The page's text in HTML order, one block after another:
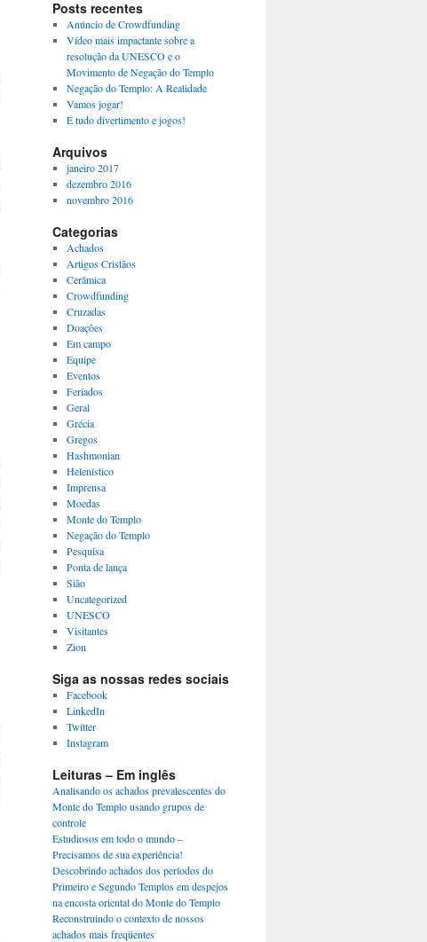
Posts recentes
Anúncio de Crowdfunding
Vídeo mais impactante sobre a
resolução da UNESCO e o
Movimento de Negação do Templo
Negação do Templo: A Realidade
Vamos jogar!
É tudo divertimento e jogos!
Arquivos
janeiro 2017
dezembro 2016
novembro 2016
Categorias
Achados
Artigos Cristãos
Cerâmica
Crowdfunding
Cruzadas
Doações
Em campo
Equipe
Eventos
Feriados
Geral
Grécia
Gregos
Hashmonian
Helenístico
Imprensa
Moedas
Monte do Templo
Negação do Templo
Pesquisa
Ponta de lança
Sião
Uncategorized
UNESCO
Visitantes
Zion
Siga as nossas redes sociais
Facebook
LinkedIn
Twitter
Instagram
Leituras – Em inglês
Analisando os achados prevalescentes do
Monte do Templo usando grupos de
controle
Estudiosos em todo o mundo –
Precisamos de sua experiência!
Descobrindo achados dos períodos do
Primeiro e Segundo Templos em despejos
na encosta oriental do Monte do Templo
Reconstruindo o contexto de nossos
achados mais freqüentes